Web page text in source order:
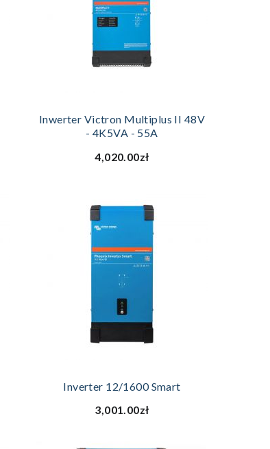
Inwerter Victron Multiplus II 48V
- 4K5VA - 55A
4,020.00zł
Inverter 12/1600 Smart
3,001.00zł